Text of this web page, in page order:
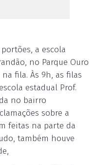
a escola
no Parque Ouro
fila. Às 9h, as filas
estadual Prof.
no bairro
sobre a
feitas na parte da
também houve